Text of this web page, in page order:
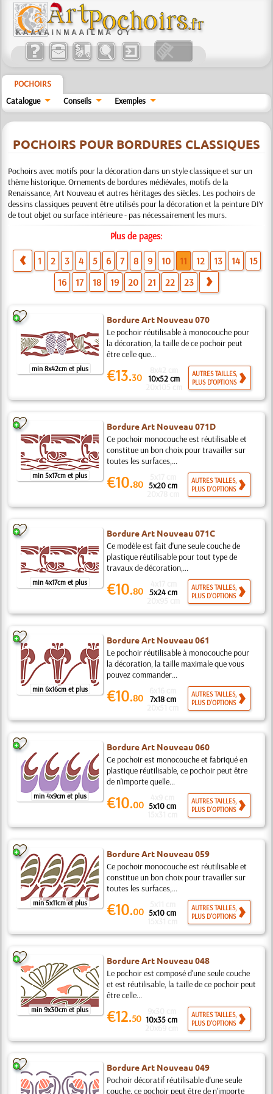
POCHOIRS
Catalogue
Conseils Exemples
POCHOIRS POUR BORDURES CLASSIQUES
Pochoirs avec motifs pour la décoration dans un style classique et sur un
thème historique. Ornements de bordures médiévales, motifs de la
Renaissance, Art Nouveau et autres héritages des siècles. Les pochoirs de
dessins classiques peuvent être utilisés pour la décoration et la peinture DIY
de tout objet ou surface intérieure - pas nécessairement les murs.
Plus de pages:
1 2 3 4 5 6 7 8 9 10 11 12 13 14
15
16
17 18 19 20 21 22 23
min 8x42cm et plus
Bordure Art Nouveau 070
Le pochoir réutilisable à monocouche pour
la décoration, la taille de ce pochoir peut
être celle que...
€13.30 10x52 cm
AUTRES TAILLES,
PLUS D'OPTIONS
min 5x17cm et plus
Bordure Art Nouveau 071D
Ce pochoir monocouche est réutilisable et
constitue un bon choix pour travailler sur
toutes les surfaces,...
€10.80 5x20 cm
AUTRES TAILLES,
PLUS D'OPTIONS
min 4x17cm et plus
Bordure Art Nouveau 071C
Ce modèle est fait d'une seule couche de
plastique réutilisable pour tout type de
travaux de décoration,...
€10.80 5x24 cm
AUTRES TAILLES,
PLUS D'OPTIONS
min 6x16cm et plus
Bordure Art Nouveau 061
Le pochoir réutilisable à monocouche pour
la décoration, la taille maximale que vous
pouvez commander...
€10.80 7x18 cm
AUTRES TAILLES,
PLUS D'OPTIONS
min 4x9cm et plus
Bordure Art Nouveau 060
Ce pochoir est monocouche et fabriqué en
plastique réutilisable, ce pochoir peut être
de n'importe quelle...
€10.00 5x10 cm
AUTRES TAILLES,
PLUS D'OPTIONS
min 5x11cm et plus
Bordure Art Nouveau 059
Ce pochoir monocouche est réutilisable et
constitue un bon choix pour travailler sur
toutes les surfaces,...
€10.00 5x10 cm
AUTRES TAILLES,
PLUS D'OPTIONS
min 9x30cm et plus
Bordure Art Nouveau 048
Le pochoir est composé d'une seule couche
et est réutilisable, la taille de ce pochoir peut
être celle...
€12.50 10x35 cm
AUTRES TAILLES,
PLUS D'OPTIONS
Bordure Art Nouveau 049
Pochoir décoratif réutilisable d'une seule
couche, ce pochoir peut être de n'importe